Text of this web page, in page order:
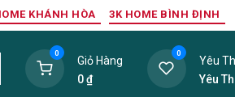
KHÁNH HÒA 3K HOME BÌNH ĐỊNH
0
Giỏ Hàng
0₫
0
Yêu
Yêu